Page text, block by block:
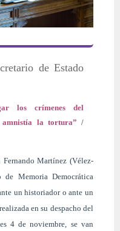
de Estado
los crímenes del
la tortura” /
Martínez (Vélez-
de Memoria Democrática
un historiador o ante un
en su despacho del
4 de noviembre, se van